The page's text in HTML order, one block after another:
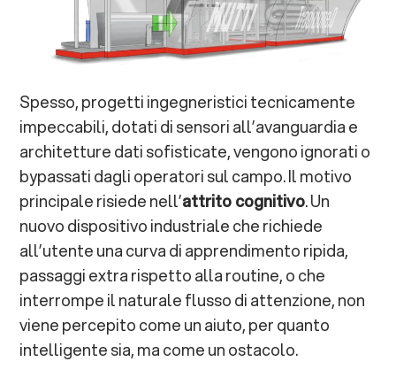
Spesso, progetti ingegneristici tecnicamente
impeccabili, dotati di sensori all’avanguardia e
architetture dati sofisticate, vengono ignorati o
bypassati dagli operatori sul campo. Il motivo
principale risiede nell’attrito cognitivo. Un
nuovo dispositivo industriale che richiede
all’utente una curva di apprendimento ripida,
passaggi extra rispetto alla routine, o che
interrompe il naturale flusso di attenzione, non
viene percepito come un aiuto, per quanto
intelligente sia, ma come un ostacolo.